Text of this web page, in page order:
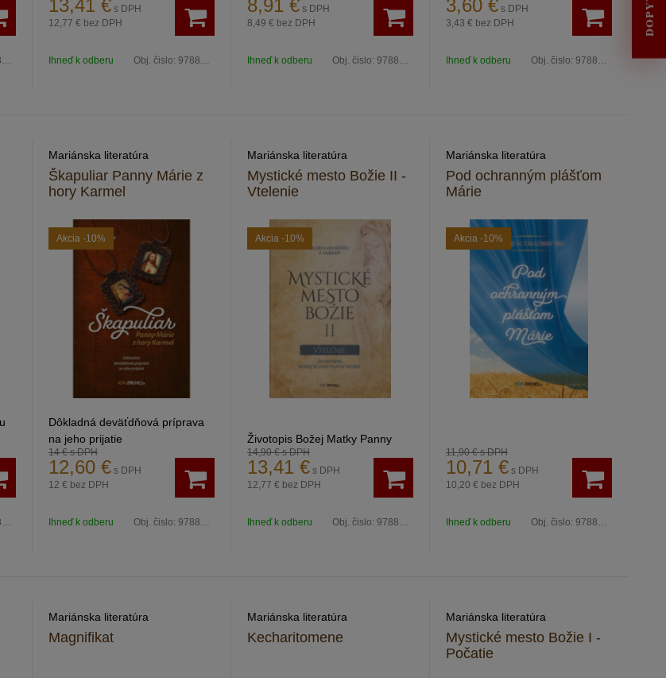
13,41 € s DPH
12,77 € bez DPH
Ihneď k odberu Obj. čislo: 9788082112989
8,91 € s DPH
8,49 € bez DPH
Ihneď k odberu Obj. čislo: 9788082114297
3,60 € s DPH
3,43 € bez DPH
Ihneď k odberu Obj. čislo: 9788082117984
Mariánska literatúra
Škapuliar Panny Márie z
hory Karmel
Akcia -10%
Dôkladná deväťdňová príprava
na jeho prijatie
14 €s DPH
12,60 € s DPH
12 € bez DPH
Ihneď k odberu Obj. čislo: 9788082118530
Mariánska literatúra
Mystické mesto Božie II -
Vtelenie
Akcia -10%
Životopis Božej Matky Panny
Márie
14,90 €s DPH
13,41 € s DPH
12,77 € bez DPH
Ihneď k odberu Obj. čislo: 9788082114082
Mariánska literatúra
Pod ochranným plášťom
Márie
Akcia -10%
11,90 €s DPH
10,71 € s DPH
10,20 € bez DPH
Ihneď k odberu Obj. čislo: 9788082113900
Mariánska literatúra
Magnifikat
Mariánska literatúra
Kecharitomene
Mariánska literatúra
Mystické mesto Božie I -
Počatie